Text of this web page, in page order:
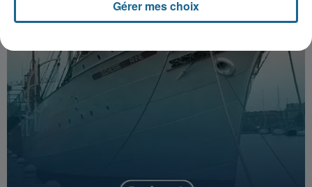
Gérer mes choix